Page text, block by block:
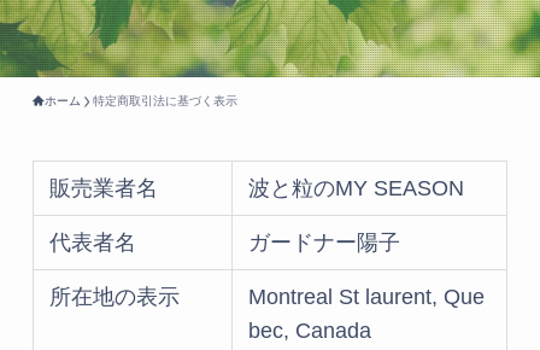
ホーム 特定商取引法に基づく表示
販売業者名 波と粒のMY SEASON
代表者名 ガードナー陽子
所在地の表示
Montreal St laurent, Que
bec, Canada